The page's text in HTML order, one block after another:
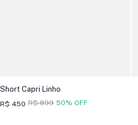
Short Capri Linho
R$ 450 50% OFF
R$ 899